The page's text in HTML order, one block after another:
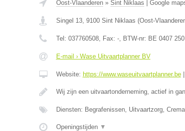
Oost-Vlaanderen» Sint Niklaas Google
Singel 13, 9100 Sint Niklaas (Oost-
Tel: 037760508, Fax: -, BTW-nr: BE 0407
E-mail › Wase Uitvaartplanner BV
Website: https://www.waseuitvaartplanner.be|
Wij zijn een uitvaartonderneming, actief in
Diensten: Begrafenissen, Uitvaartzorg,
Openingstijden ▼